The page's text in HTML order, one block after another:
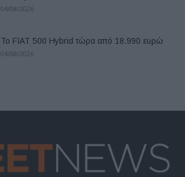
04/08/2026
Το FIAT 500 Hybrid τώρα από 18.990 ευρώ
04/08/2026